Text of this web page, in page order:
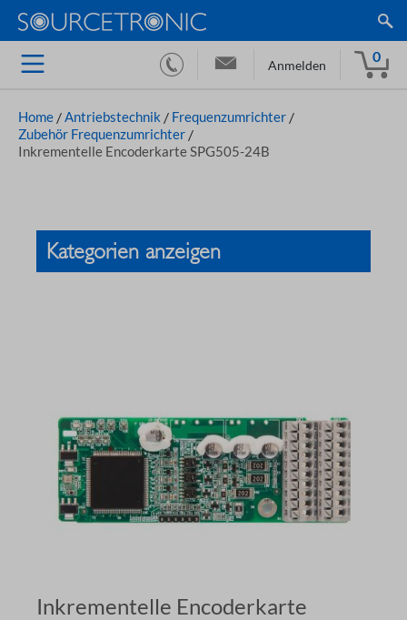
Anmelden
0
Home /Antriebstechnik / Frequenzumrichter /
Zubehör Frequenzumrichter /
Inkrementelle Encoderkarte SPG505-24B
Kategorien anzeigen
Inkrementelle Encoderkarte